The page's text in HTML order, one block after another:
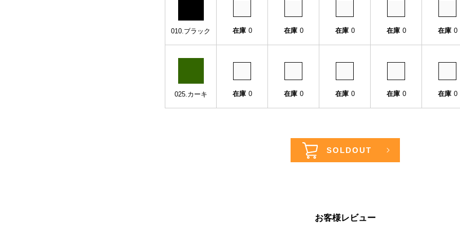
010.ブラック 在庫 0 在庫 0 在庫 0 在庫 0 在庫 0
025.カーキ 在庫 0 在庫 0 在庫 0 在庫 0 在庫 0
お客様レビュー